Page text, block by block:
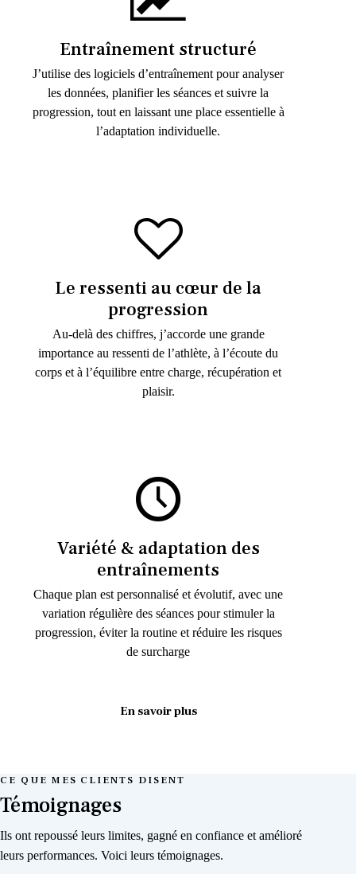
Entraînement structuré
J’utilise des logiciels d’entraînement pour analyser
les données, planifier les séances et suivre la
progression, tout en laissant une place essentielle à
l’adaptation individuelle.
Le ressenti au cœur de la
progression
Au-delà des chiffres, j’accorde une grande
importance au ressenti de l’athlète, à l’écoute du
corps et à l’équilibre entre charge, récupération et
plaisir.
Variété & adaptation des
entraînements
Chaque plan est personnalisé et évolutif, avec une
variation régulière des séances pour stimuler la
progression, éviter la routine et réduire les risques
de surcharge
En savoir plus
CE QUE MES CLIENTS DISENT
Témoignages
Ils ont repoussé leurs limites, gagné en confiance et amélioré
leurs performances. Voici leurs témoignages.